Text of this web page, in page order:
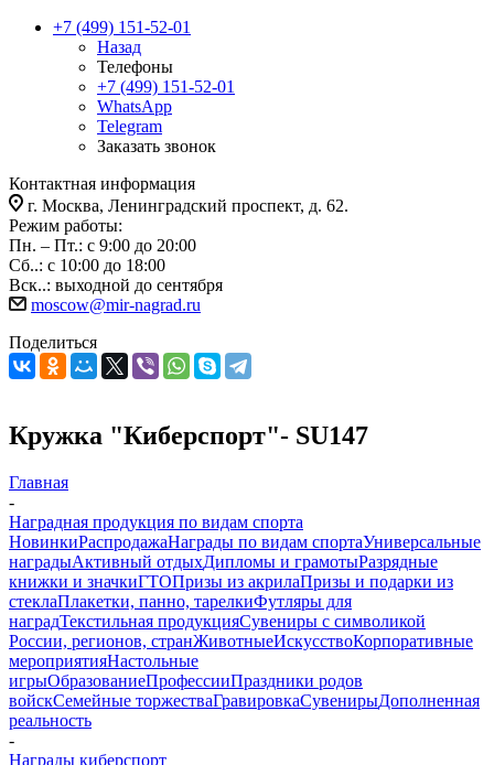
+7 (499) 151-52-01
Назад
Телефоны
+7 (499) 151-52-01
WhatsApp
Telegram
Заказать звонок
Контактная информация
г. Москва, Ленинградский проспект, д. 62.
Режим работы:
Пн. – Пт.: с 9:00 до 20:00
Сб..: с 10:00 до 18:00
Вск..: выходной до сентября
moscow@mir-nagrad.ru
Поделиться
Кружка "Киберспорт"- SU147
Главная
-
Наградная продукция по видам спорта
НовинкиРаспродажаНаграды по видам спортаУниверсальные
наградыАктивный отдыхДипломы и грамотыРазрядные
книжки и значкиГТОПризы из акрилаПризы и подарки из
стеклаПлакетки, панно, тарелкиФутляры для
наградТекстильная продукцияСувениры с символикой
России, регионов, странЖивотныеИскусствоКорпоративные
мероприятияНастольные
игрыОбразованиеПрофессииПраздники родов
войскСемейные торжестваГравировкаСувенирыДополненная
реальность
-
Награды киберспорт